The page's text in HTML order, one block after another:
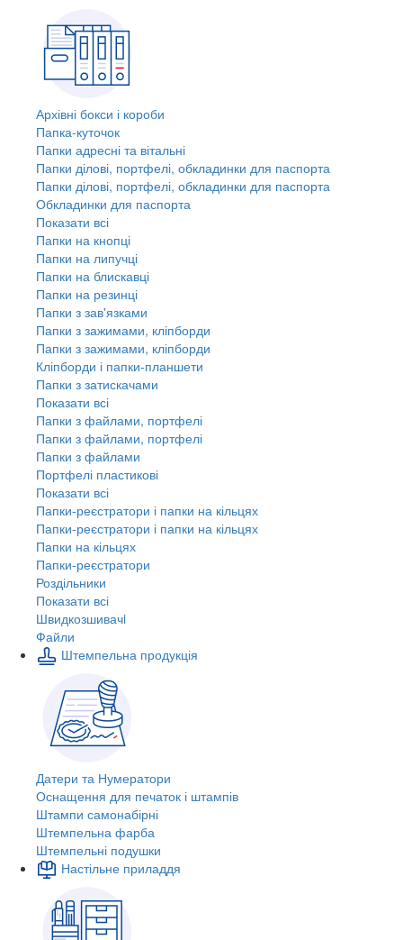
Архівні бокси і короби
Папка-куточок
Папки адресні та вітальні
Папки ділові, портфелі, обкладинки для паспорта
Папки ділові, портфелі, обкладинки для паспорта
Обкладинки для паспорта
Показати всі
Папки на кнопці
Папки на липучці
Папки на блискавці
Папки на резинці
Папки з зав'язками
Папки з зажимами, кліпборди
Папки з зажимами, кліпборди
Кліпборди і папки-планшети
Папки з затискачами
Показати всі
Папки з файлами, портфелі
Папки з файлами, портфелі
Папки з файлами
Портфелі пластикові
Показати всі
Папки-реєстратори і папки на кільцях
Папки-реєстратори і папки на кільцях
Папки на кільцях
Папки-реєстратори
Роздільники
Показати всі
Швидкозшивачi
Файли
Штемпельна продукція
Датери та Нумератори
Оснащення для печаток і штампів
Штампи самонабірні
Штемпельна фарба
Штемпельні подушки
Настільне приладдя